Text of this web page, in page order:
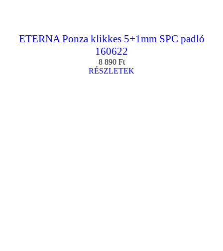
ETERNA Ponza klikkes 5+1mm SPC padló
160622
8 890 Ft
RÉSZLETEK